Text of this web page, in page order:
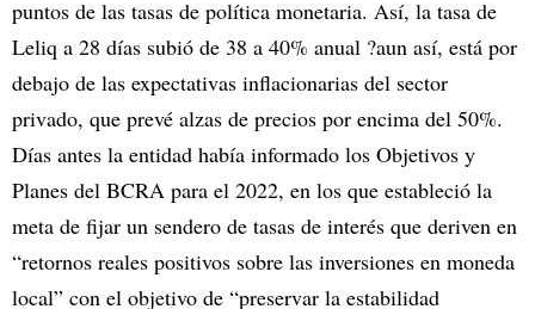
puntos de las tasas de política monetaria. Así, la tasa de
Leliq a 28 días subió de 38 a 40% anual ?aun así, está por
debajo de las expectativas inflacionarias del sector
privado, que prevé alzas de precios por encima del 50%.
Días antes la entidad había informado los Objetivos y
Planes del BCRA para el 2022, en los que estableció la
meta de fijar un sendero de tasas de interés que deriven en
“retornos reales positivos sobre las inversiones en moneda
local” con el objetivo de “preservar la estabilidad